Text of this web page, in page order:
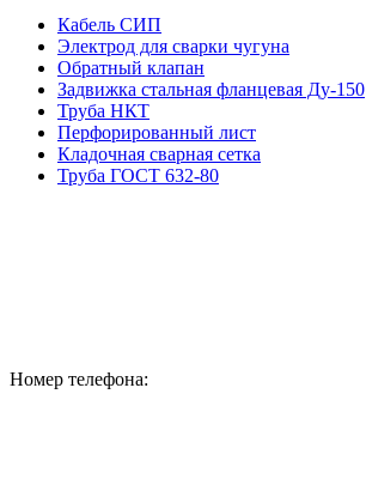
Кабель СИП
Электрод для сварки чугуна
Обратный клапан
Задвижка стальная фланцевая Ду-150
Труба НКТ
Перфорированный лист
Кладочная сварная сетка
Труба ГОСТ 632-80
Номер телефона: